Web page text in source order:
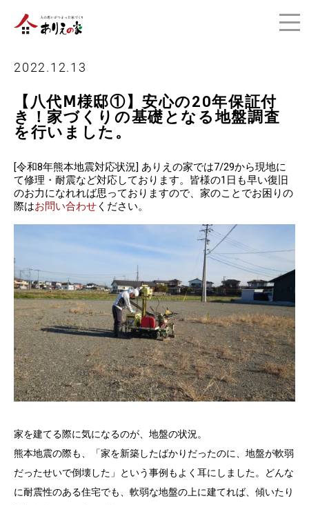
2022.12.13
【八代Ⅿ様邸①】安心の20年保証付
き！家づくりの基礎となる地盤調査
を行いました。
[令和8年熊本地震対応状況] ありえの家では7/29から現地に
て修理・耐震など対応しております。皆様の1日も早い復旧
のお力になれれば思っておりますので、家のことでお困りの
際はお問い合わせ ください。
家を建てる際に気になるのが、地盤の状況。
熊本地震の際も、「家を新築したばかりだったのに、地盤が軟弱
だったせいで倒壊した」という事例もよく耳にしました。どんな
に耐震性のある住宅でも、軟弱な地盤の上に建てれば、傾いたり